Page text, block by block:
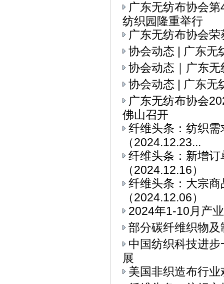
广东无纺布协会
纺织园隆重举行
广东无纺布协会
协会动态 | 广东无
协会动态｜广东
协会动态 | 广东无
广东无纺布协会
佛山召开
纤维头条：纺织
（2024.12.23...
纤维头条：新增
（2024.12.16）
纤维头条：大宗
（2024.12.06）
2024年1-10月产
部分碳纤维织物
中国纺织科技进
展
美国非织造布行